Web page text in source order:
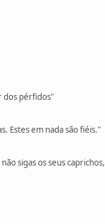
dos pérfidos"
Estes em nada são fiéis."
sigas os seus caprichos,